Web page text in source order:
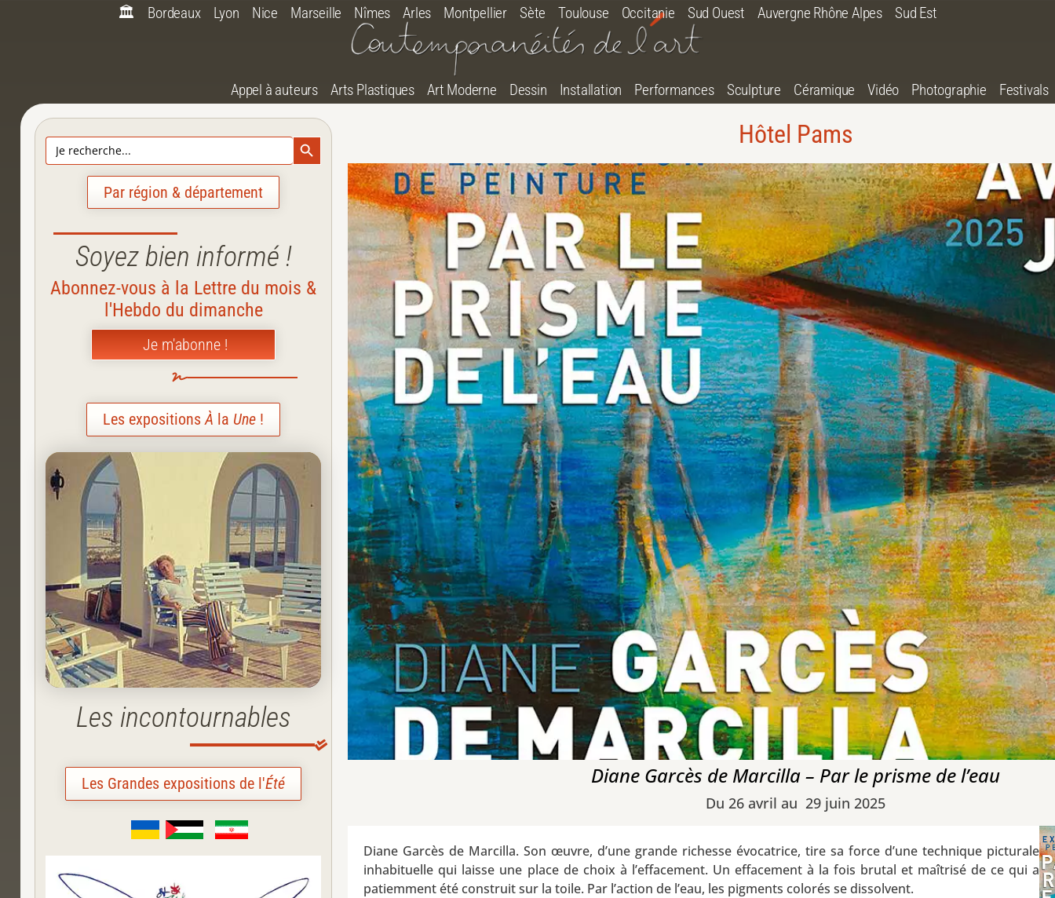
🏛️ Bordeaux Lyon Nice Marseille Nîmes Arles Montpellier Sète Toulouse Occitanie Sud Ouest Auvergne Rhône Alpes Sud Est
Appel à auteurs Arts Plastiques Art Moderne Dessin Installation Performances Sculpture Céramique Vidéo Photographie Festivals
Search
for:
Search Button
Par région & département
Soyez bien informé !
Abonnez-vous à la Lettre du mois &
l'Hebdo du dimanche
Je m'abonne !
Les expositionsÀ la Une !
Les incontournables
Les Grandes expositions de l'Été
Hôtel Pams
Diane Garcès de Marcilla – Par le prisme de l’eau
Du 26 avril au 29 juin 2025
Diane Garcès de Marcilla. Son œuvre, d’une grande richesse évocatrice, tire sa force d’une technique picturale
inhabituelle qui laisse une place de choix à l’effacement. Un effacement à la fois brutal et maîtrisé de ce qui a
patiemment été construit sur la toile. Par l’action de l’eau, les pigments colorés se dissolvent.